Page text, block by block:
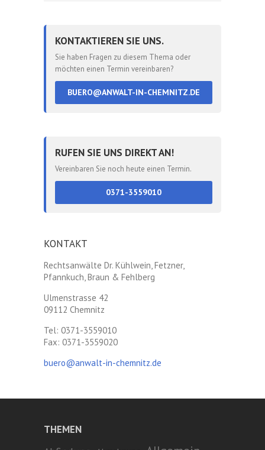
KONTAKTIEREN SIE UNS.
Sie haben Fragen zu diesem Thema oder
möchten einen Termin vereinbaren?
BUERO@ANWALT-IN-CHEMNITZ.DE
RUFEN SIE UNS DIREKT AN!
Vereinbaren Sie noch heute einen Termin.
0371-3559010
KONTAKT
Rechtsanwälte Dr. Kühlwein, Fetzner,
Pfannkuch, Braun & Fehlberg
Ulmenstrasse 42
09112 Chemnitz
Tel: 0371-3559010
Fax: 0371-3559020
buero@anwalt-in-chemnitz.de
THEMEN